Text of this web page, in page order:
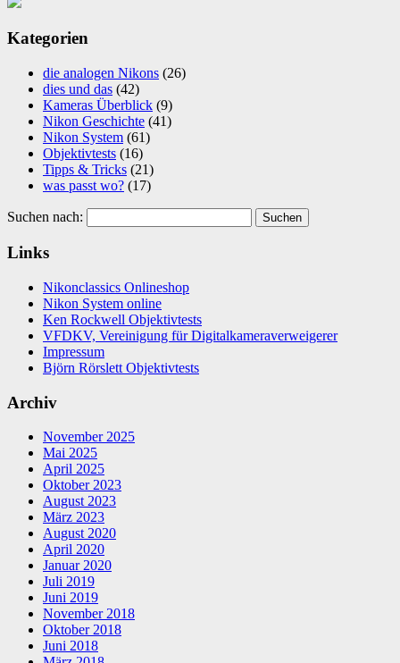
Kategorien
die analogen Nikons (26)
dies und das (42)
Kameras Überblick (9)
Nikon Geschichte (41)
Nikon System (61)
Objektivtests (16)
Tipps & Tricks (21)
was passt wo? (17)
Suchen nach:
Links
Nikonclassics Onlineshop
Nikon System online
Ken Rockwell Objektivtests
VFDKV, Vereinigung für Digitalkameraverweigerer
Impressum
Björn Rörslett Objektivtests
Archiv
November 2025
Mai 2025
April 2025
Oktober 2023
August 2023
März 2023
August 2020
April 2020
Januar 2020
Juli 2019
Juni 2019
November 2018
Oktober 2018
Juni 2018